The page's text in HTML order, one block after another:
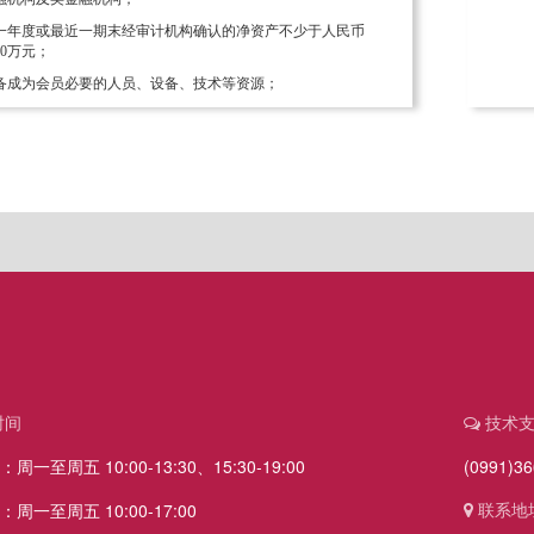
年度或最近一期末经审计机构确认的净资产不少于人民币
万元；
成为会员必要的人员、设备、技术等资源；
周一至周五 10:00-13:30、15:30-19:00
周一至周五 10:00-17:00
技术
联系地